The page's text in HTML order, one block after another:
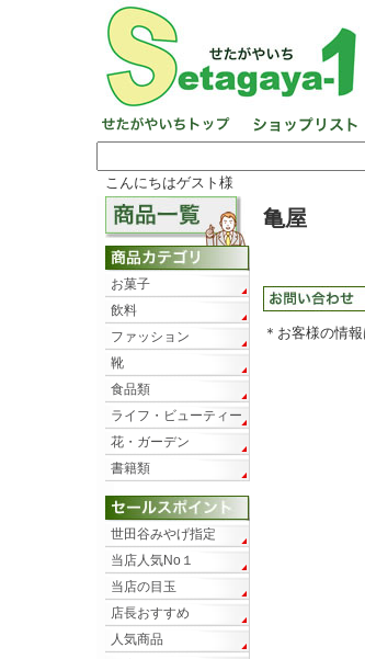
こんにちはゲスト様
亀屋
＊お客様の情
お菓子
飲料
ファッション
靴
食品類
ライフ・ビューティー
花・ガーデン
書籍類
世田谷みやげ指定
当店人気No１
当店の目玉
店長おすすめ
人気商品